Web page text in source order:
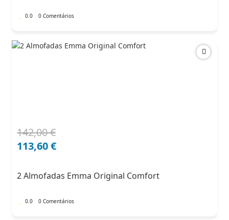
0.0 0 Comentários
142,00€
O
preço
142,00 €.
113,60€
O
preço
113,60 €.
2 Almofadas Emma Original Comfort
0.0 0 Comentários